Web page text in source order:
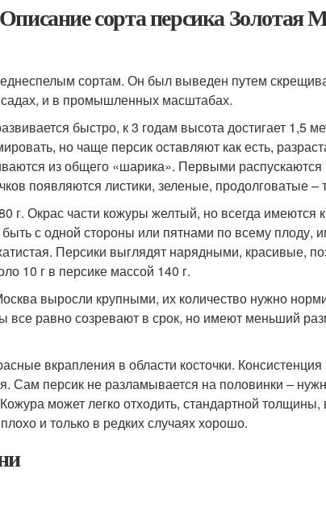
сорта персика Золотая
сортам. Он был выведен путем
и в промышленных масштабах.
быстро, к 3 годам высота достигает 1,5
но чаще персик оставляют как есть,
из общего «шарика». Первыми
появляются листики, зеленые, продолговатые –
г. Окрас части кожуры желтый, но всегда имеются
с одной стороны или пятнами по всему плоду,
Персики выглядят нарядными, красивые,
10 г в персике массой 140 г.
выросли крупными, их количество нужно
все равно созревают в срок, но имеют меньший
вкрапления в области косточки.
Сам персик не разламывается на половинки –
может легко отходить, стандартной толщины,
и только в редких случаях хорошо.